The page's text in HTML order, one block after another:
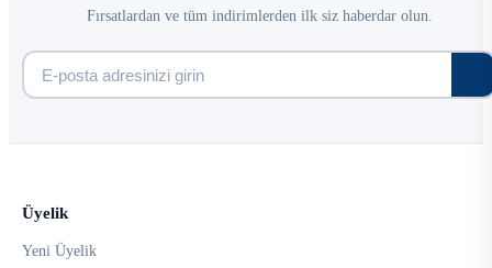
Fırsatlardan ve tüm indirimlerden ilk siz haberdar olun.
Üyelik
Yeni Üyelik